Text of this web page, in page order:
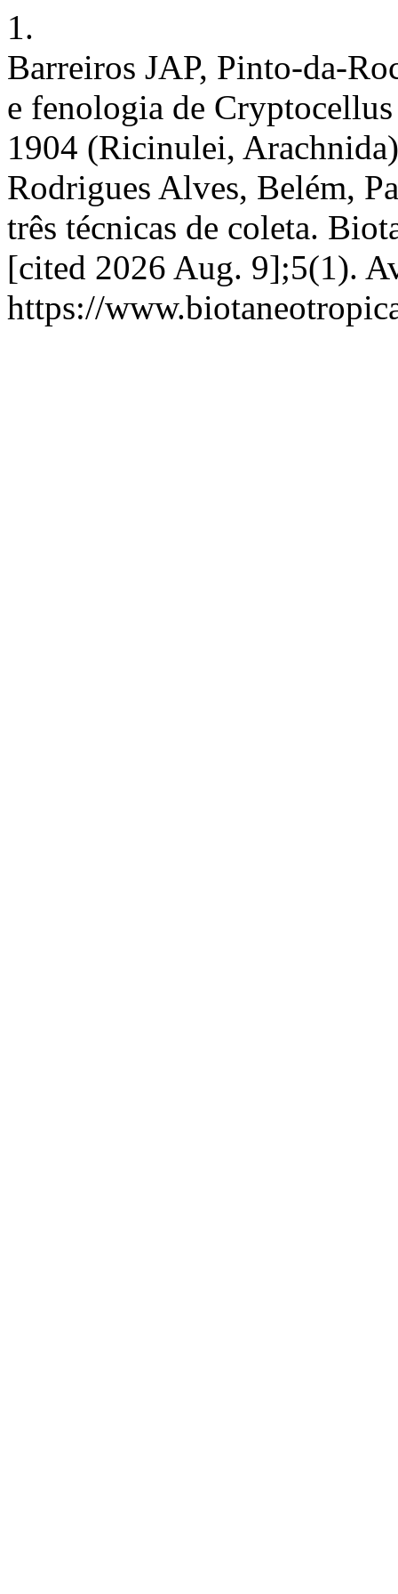
1.
Barreiros JAP, Pinto-da-
e fenologia de
1904 (Ricinulei,
Rodrigues Alves, Belém,
três técnicas de coleta.
[cited 2026 Aug. 9];5(1).
https://